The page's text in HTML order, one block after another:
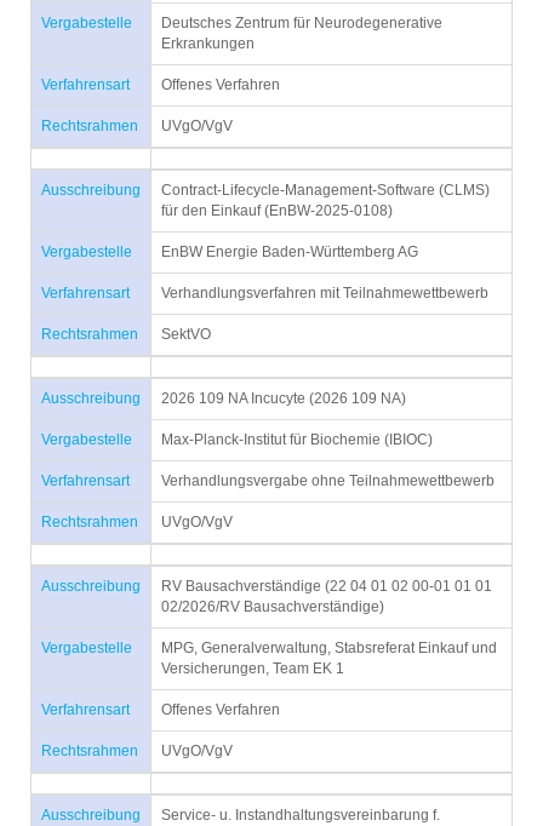
Vergabestelle
Deutsches Zentrum für Neurodegenerative
Erkrankungen
Verfahrensart Offenes Verfahren
Rechtsrahmen UVgO/VgV
Ausschreibung
Contract-Lifecycle-Management-Software (CLMS)
für den Einkauf (EnBW-2025-0108)
Vergabestelle EnBW Energie Baden-Württemberg AG
Verfahrensart Verhandlungsverfahren mit Teilnahmewettbewerb
Rechtsrahmen SektVO
Ausschreibung 2026 109 NA Incucyte (2026 109 NA)
Vergabestelle Max-Planck-Institut für Biochemie (IBIOC)
Verfahrensart Verhandlungsvergabe ohne Teilnahmewettbewerb
Rechtsrahmen UVgO/VgV
Ausschreibung
RV Bausachverständige (22 04 01 02 00-01 01 01
02/2026/RV Bausachverständige)
Vergabestelle
MPG, Generalverwaltung, Stabsreferat Einkauf und
Versicherungen, Team EK 1
Verfahrensart Offenes Verfahren
Rechtsrahmen UVgO/VgV
Ausschreibung
Service- u. Instandhaltungsvereinbarung f.